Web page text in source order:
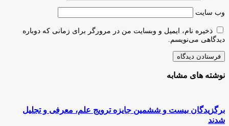
وب‌ سایت
ذخیره نام، ایمیل و وبسایت من در مرورگر برای زمانی که دوباره
دیدگاهی می‌نویسم.
نوشته های مشابه
برگزیدگان بیست و ششمین جایزه ترویج علم، معرفی و تجلیل
شدند